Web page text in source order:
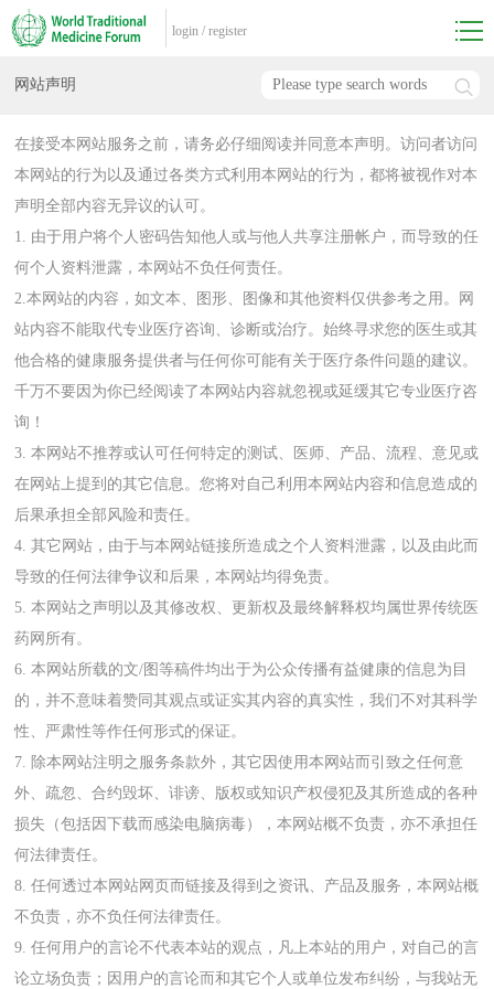
login / register
网站声明
在接受本网站服务之前，请务必仔细阅读并同意本声明。访问者访问
本网站的行为以及通过各类方式利用本网站的行为，都将被视作对本
声明全部内容无异议的认可。
1. 由于用户将个人密码告知他人或与他人共享注册帐户，而导致的任
何个人资料泄露，本网站不负任何责任。
2.本网站的内容，如文本、图形、图像和其他资料仅供参考之用。网
站内容不能取代专业医疗咨询、诊断或治疗。始终寻求您的医生或其
他合格的健康服务提供者与任何你可能有关于医疗条件问题的建议。
千万不要因为你已经阅读了本网站内容就忽视或延缓其它专业医疗咨
询！
3. 本网站不推荐或认可任何特定的测试、医师、产品、流程、意见或
在网站上提到的其它信息。您将对自己利用本网站内容和信息造成的
后果承担全部风险和责任。
4. 其它网站，由于与本网站链接所造成之个人资料泄露，以及由此而
导致的任何法律争议和后果，本网站均得免责。
5. 本网站之声明以及其修改权、更新权及最终解释权均属世界传统医
药网所有。
6. 本网站所载的文/图等稿件均出于为公众传播有益健康的信息为目
的，并不意味着赞同其观点或证实其内容的真实性，我们不对其科学
性、严肃性等作任何形式的保证。
7. 除本网站注明之服务条款外，其它因使用本网站而引致之任何意
外、疏忽、合约毁坏、诽谤、版权或知识产权侵犯及其所造成的各种
损失（包括因下载而感染电脑病毒），本网站概不负责，亦不承担任
何法律责任。
8. 任何透过本网站网页而链接及得到之资讯、产品及服务，本网站概
不负责，亦不负任何法律责任。
9. 任何用户的言论不代表本站的观点，凡上本站的用户，对自己的言
论立场负责；因用户的言论而和其它个人或单位发布纠纷，与我站无